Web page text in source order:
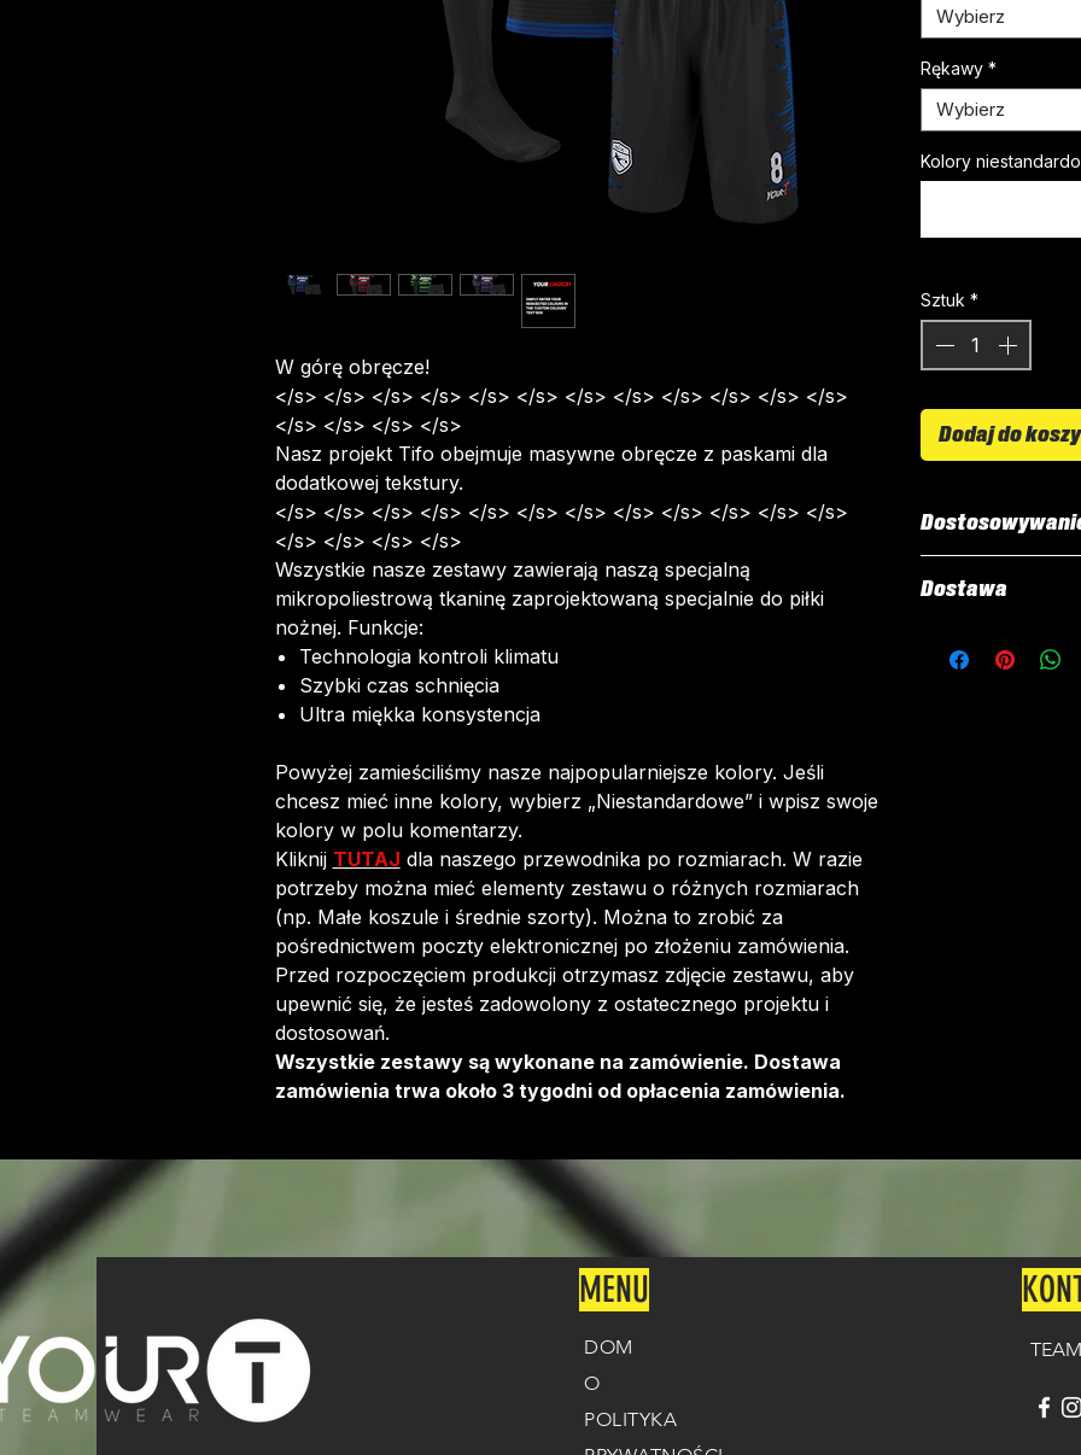
W górę obręcze!
</s> </s> </s> </s> </s> </s> </s> </s> </s> </s> </s> </s>
</s> </s> </s> </s>
Nasz projekt Tifo obejmuje masywne obręcze z paskami dla
dodatkowej tekstury.
</s> </s> </s> </s> </s> </s> </s> </s> </s> </s> </s> </s>
</s> </s> </s> </s>
Wszystkie nasze zestawy zawierają naszą specjalną
mikropoliestrową tkaninę zaprojektowaną specjalnie do piłki
nożnej. Funkcje:
Technologia kontroli klimatu
Szybki czas schnięcia
Ultra miękka konsystencja
Powyżej zamieściliśmy nasze najpopularniejsze kolory. Jeśli
chcesz mieć inne kolory, wybierz „Niestandardowe” i wpisz swoje
kolory w polu komentarzy.
Kliknij TUTAJ dla naszego przewodnika po rozmiarach. W razie
potrzeby można mieć elementy zestawu o różnych rozmiarach
(np. Małe koszule i średnie szorty). Można to zrobić za
pośrednictwem poczty elektronicznej po złożeniu zamówienia.
Przed rozpoczęciem produkcji otrzymasz zdjęcie zestawu, aby
upewnić się, że jesteś zadowolony z ostatecznego projektu i
dostosowań.
Wszystkie zestawy są wykonane na zamówienie. Dostawa
zamówienia trwa około 3 tygodni od opłacenia zamówienia.
Wybierz
Rękawy *
Wybierz
Kolory
Sztuk *
Dodaj do
personalizację.
„sublimacji”.
Dostawa
zamówienie. Od
MENU
DOM
O
POLITYKA